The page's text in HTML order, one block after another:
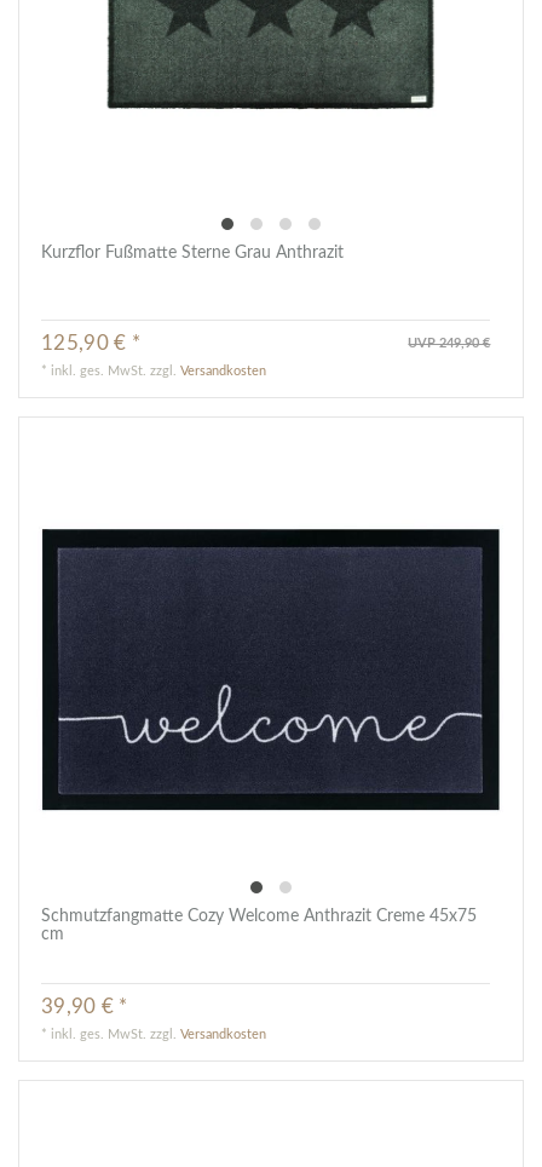
Kurzflor Fußmatte Sterne Grau Anthrazit
UVP 249,90 €
125,90 € *
* inkl. ges. MwSt. zzgl.Versandkosten
Schmutzfangmatte Cozy Welcome Anthrazit Creme 45x75
cm
39,90 € *
* inkl. ges. MwSt. zzgl.Versandkosten